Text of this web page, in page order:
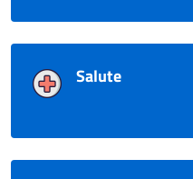
Salute